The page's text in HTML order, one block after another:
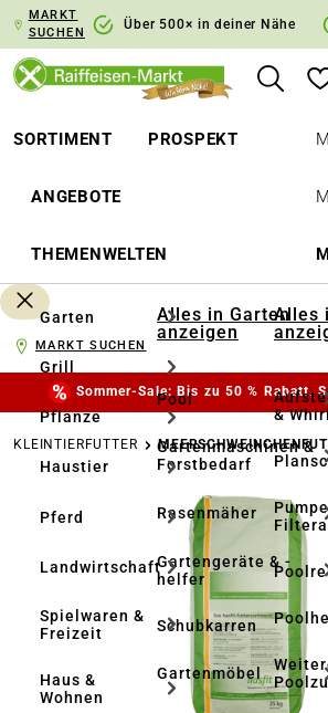
Zur Hauptnavigation
MARKT
SUCHEN
Über 500× in deiner Nähe
SORTIMENT PROSPEKT
ANGEBOTE
THEMENWELTEN
Garten
Grill
Pflanze
Haustier
Pferd
Landwirtschaft
Spielwaren &
Freizeit
Haus &
Wohnen
Alles in Garten
anzeigen
Pool
Gartenmaschinen &
Forstbedarf
Rasenmäher
Gartengeräte & -
helfer
Schubkarren
Gartenmöbel
Alles
&
MARKT SUCHEN
Sommer-Sale: Bis zu 50 % Rabatt.
KLEINTIERFUTTER
Bildergalerie überspringen